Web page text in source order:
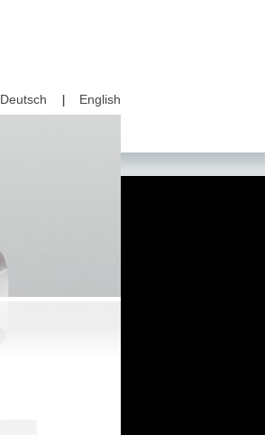
Deutsch English